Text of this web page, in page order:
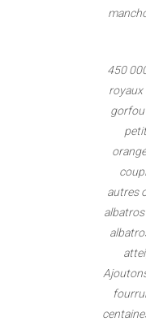
450
royaux
gorfou
autres
albatros